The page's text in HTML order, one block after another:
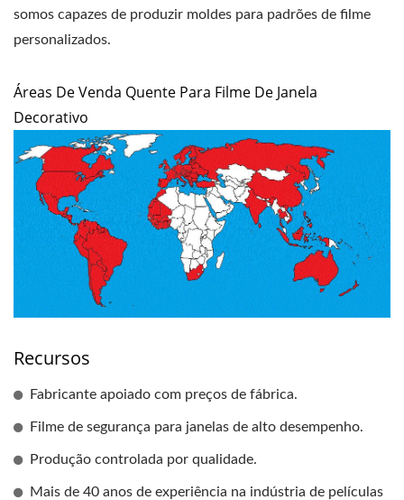
somos capazes de produzir moldes para padrões de filme
personalizados.
Áreas De Venda Quente Para Filme De Janela
Decorativo
Recursos
Fabricante apoiado com preços de fábrica.
Filme de segurança para janelas de alto desempenho.
Produção controlada por qualidade.
Mais de 40 anos de experiência na indústria de películas